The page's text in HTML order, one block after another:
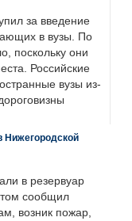
за введение
в вузы. По
поскольку они
Российские
вузы из-
в резервуар
сообщил
возник пожар,